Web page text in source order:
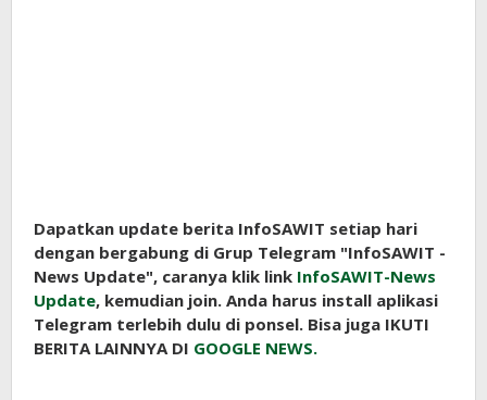
Dapatkan update berita InfoSAWIT setiap hari
dengan bergabung di Grup Telegram "InfoSAWIT -
News Update", caranya klik link InfoSAWIT-News
Update, kemudian join. Anda harus install aplikasi
Telegram terlebih dulu di ponsel. Bisa juga IKUTI
BERITA LAINNYA DI GOOGLE NEWS.